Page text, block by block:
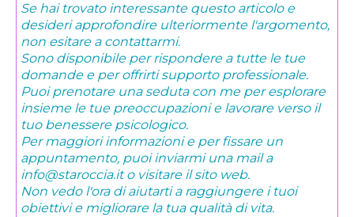
Se hai trovato interessante questo articolo e
desideri approfondire ulteriormente l'argomento,
non esitare a contattarmi.
Sono disponibile per rispondere a tutte le tue
domande e per offrirti supporto professionale.
Puoi prenotare una seduta con me per esplorare
insieme le tue preoccupazioni e lavorare verso il
tuo benessere psicologico.
Per maggiori informazioni e per fissare un
appuntamento, puoi inviarmi una mail a
info@staroccia.it o visitare il sito web.
Non vedo l'ora di aiutarti a raggiungere i tuoi
obiettivi e migliorare la tua qualità di vita.